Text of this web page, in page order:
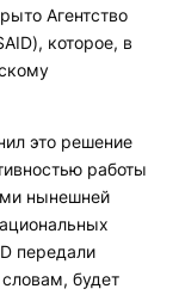
Агентство
которое, в
это решение
работы
нынешней
передали
будет